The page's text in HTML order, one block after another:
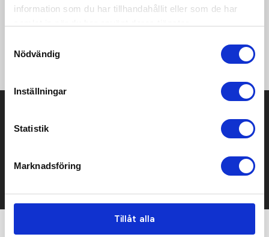
information som du har tillhandahållit eller som de har
Nödvändig
Inställningar
Statistik
Marknadsföring
Tillåt alla
Med dessa smidiga och sköna träningsboxer lägger du
och torr vid hård träning i varma förhållanden. Ergonomisk 3D-
design ger perfekt passform och optimal rörelsefrihet.
Kontakta oss här för att få förslag på produkt och pris över
Det går också utmärkt att bara ställa frågor!